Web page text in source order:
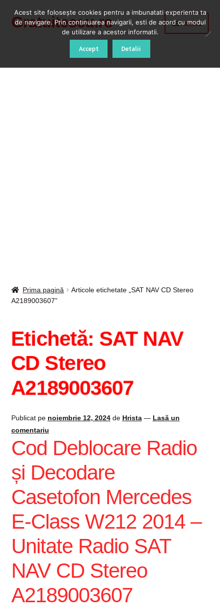
Sari
Sari
Gratuitescu.ro Meniu
Privacy Policy
Prima pagină
Articole etichetate „SAT NAV CD Stereo
A2189003607”
Etichetă: SAT NAV
CD Stereo
A2189003607
Publicat pe noiembrie 12, 2024 de Hrista — Lasă un
comentariu
Cod Deblocare Radio
și Decodare
Casetofon Mercedes
E-Class W212 2014 –
Unitate Radio SAT
NAV CD Stereo
A2189003607
Acest site foloseşte cookies pentru a imbunatati experienta ta
de navigare. Prin continuarea navigarii, esti de acord cu modul
de utilizare a acestor informatii.
Accept Detalii